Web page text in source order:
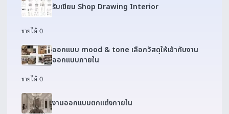
รับเขียน Shop Drawing Interior
ขายได้ 0
ออกแบบ mood & tone เลือกวัสดุให้เข้ากับงาน
ออกแบบภายใน
ขายได้ 0
งานออกแบบตกแต่งภายใน